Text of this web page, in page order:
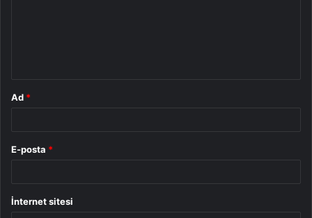
Ad *
E-posta *
İnternet sitesi